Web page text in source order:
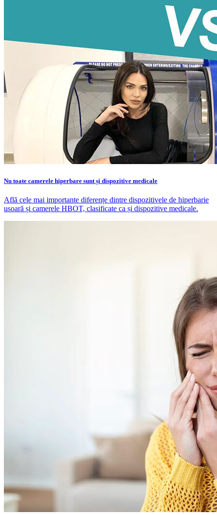
Nu toate camerele hiperbare sunt și dispozitive medicale
Află cele mai importante diferențe dintre dispozitivele de hiperbarie
usoară și camerele HBOT, clasificate ca și dispozitive medicale.